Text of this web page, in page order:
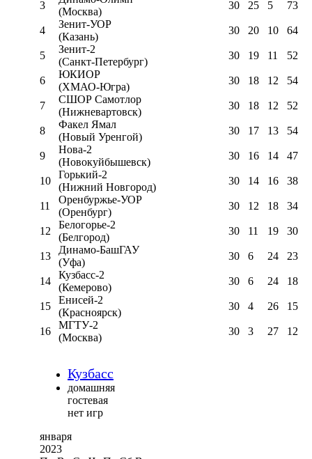
3
(Москва)
30 25 5 73
4
Зенит-УОР
(Казань)
30 20 10 64
5
Зенит-2
(Санкт-Петербург)
30 19 11 52
6
ЮКИОР
(ХМАО-Югра)
30 18 12 54
7
СШОР Самотлор
(Нижневартовск)
30 18 12 52
8
Факел Ямал
(Новый Уренгой)
30 17 13 54
9
Нова-2
(Новокуйбышевск)
30 16 14 47
10
Горький-2
(Нижний Новгород)
30 14 16 38
11
Оренбуржье-УОР
(Оренбург)
30 12 18 34
12
Белогорье-2
(Белгород)
30 11 19 30
13
Динамо-БашГАУ
(Уфа)
30 6 24 23
14
Кузбасс-2
(Кемерово)
30 6 24 18
15
Енисей-2
(Красноярск)
30 4 26 15
16
МГТУ-2
(Москва)
30 3 27 12
Кузбасс
домашняя
гостевая
нет игр
января
2023